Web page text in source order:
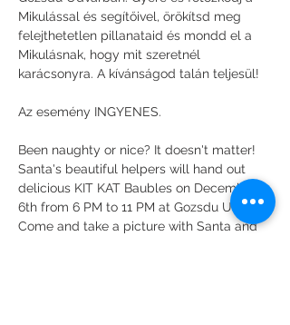
Mikulással és segítőivel, örökítsd meg
felejthetetlen pillanataid és mondd el a
Mikulásnak, hogy mit szeretnél
karácsonyra. A kívánságod talán teljesül!
Az esemény INGYENES.
Been naughty or nice? It doesn't matter!
Santa's beautiful helpers will hand out
delicious KIT KAT Baubles on December
6th from 6 PM to 11 PM at Gozsdu Udvar.
Come and take a picture with Santa and